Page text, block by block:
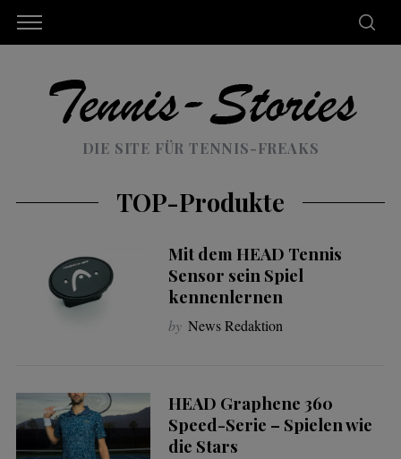
DIE SITE FÜR TENNIS-FREAKS
TOP-Produkte
Mit dem HEAD Tennis
Sensor sein Spiel
kennenlernen
by News Redaktion
HEAD Graphene 360
Speed-Serie – Spielen wie
die Stars